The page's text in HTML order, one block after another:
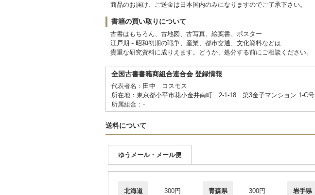
商品のお届け、ご送金は日本国内のみになりますのでご了承下さい。
書籍の買い取りについて
古書はもちろん、古地図、古写真、絵葉書、ポスター
江戸期～昭和初期の戦争、産業、都市交通、文化資料などは
貴重な研究資料に成りえます。どうか、処分する前にご相談ください。
全国古書書籍商組合連合会 登録情報
代表者名：田中 コスモス
所在地：東京都小平市花小金井南町 2-1-18 第3金子マンション 1-C号
所属組合：-
送料について
ゆうメール・メール便
北海道 300円 青森県 300円 岩手県